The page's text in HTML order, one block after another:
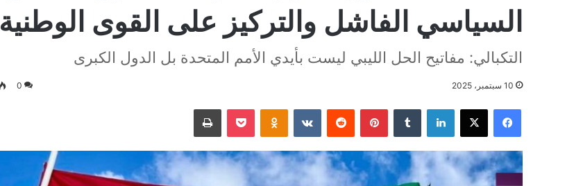
السياسي الفاشل والتركيز على القوى الوطنية
التكبالي: مفاتيح الحل الليبي ليست بأيدي الأمم المتحدة بل الدول الكبرى
10 سبتمبر، 2025 0
فيسبوك ‫X لينكدإن بينتيريست Odnoklassniki
‫Pocket طباعة